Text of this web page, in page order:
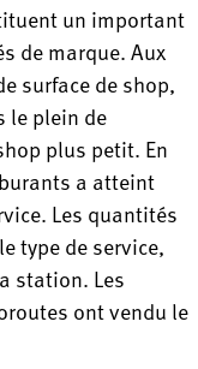
un important
de marque. Aux
surface de shop,
le plein de
plus petit. En
a atteint
Les quantités
type de service,
station. Les
ont vendu le